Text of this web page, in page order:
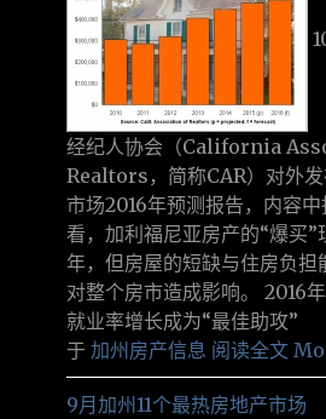
经纪人协会（California
Realtors，简称CAR）对外
市场2016年预测报告，内容
看，加利福尼亚房产的“爆买”
年，但房屋的短缺与住房负担
对整个房市造成影响。 2016
就业率增长成为“最佳助攻”
于 加州房产信息 阅读全文
9月加州11个最热房地产市场